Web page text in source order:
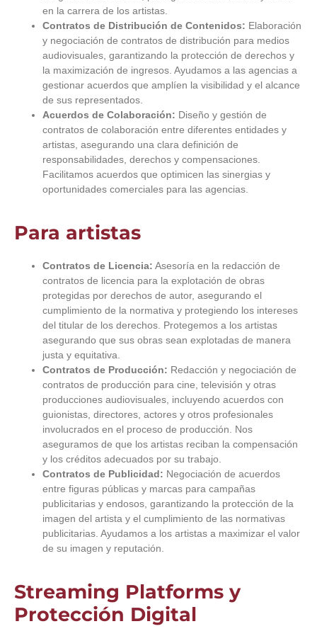
en la carrera de los artistas.
Contratos de Distribución de Contenidos: Elaboración
y negociación de contratos de distribución para medios
audiovisuales, garantizando la protección de derechos y
la maximización de ingresos. Ayudamos a las agencias a
gestionar acuerdos que amplíen la visibilidad y el alcance
de sus representados.
Acuerdos de Colaboración: Diseño y gestión de
contratos de colaboración entre diferentes entidades y
artistas, asegurando una clara definición de
responsabilidades, derechos y compensaciones.
Facilitamos acuerdos que optimicen las sinergias y
oportunidades comerciales para las agencias.
Para artistas
Contratos de Licencia: Asesoría en la redacción de
contratos de licencia para la explotación de obras
protegidas por derechos de autor, asegurando el
cumplimiento de la normativa y protegiendo los intereses
del titular de los derechos. Protegemos a los artistas
asegurando que sus obras sean explotadas de manera
justa y equitativa.
Contratos de Producción: Redacción y negociación de
contratos de producción para cine, televisión y otras
producciones audiovisuales, incluyendo acuerdos con
guionistas, directores, actores y otros profesionales
involucrados en el proceso de producción. Nos
aseguramos de que los artistas reciban la compensación
y los créditos adecuados por su trabajo.
Contratos de Publicidad: Negociación de acuerdos
entre figuras públicas y marcas para campañas
publicitarias y endosos, garantizando la protección de la
imagen del artista y el cumplimiento de las normativas
publicitarias. Ayudamos a los artistas a maximizar el valor
de su imagen y reputación.
Streaming Platforms y
Protección Digital